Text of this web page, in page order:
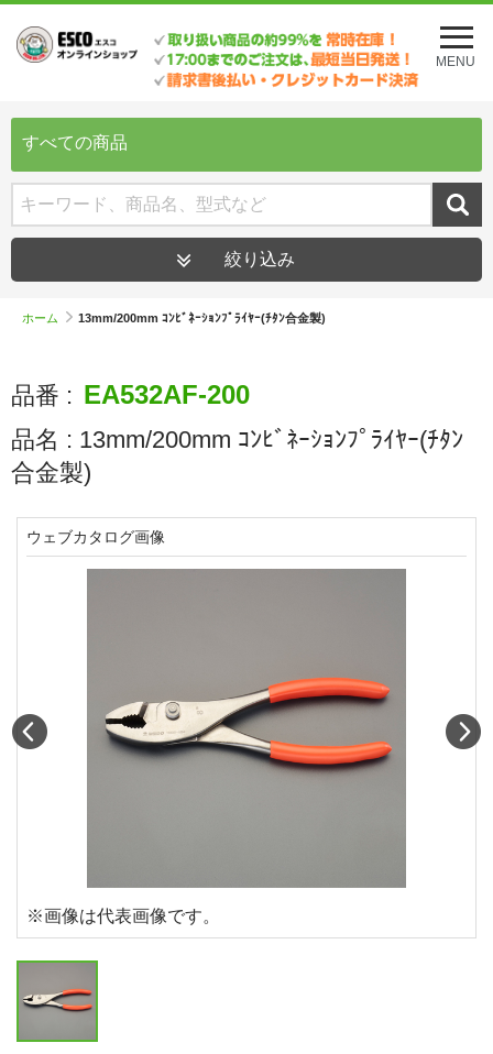
メ
ニ
ュ
を
MENU
すべての商品
絞り込み
ホーム 13mm/200mm ｺﾝﾋﾞﾈｰｼｮﾝﾌﾟﾗｲﾔｰ(ﾁﾀﾝ合金製)
品番 : EA532AF-200
品名 : 13mm/200mm ｺﾝﾋﾞﾈｰｼｮﾝﾌﾟﾗｲﾔｰ(ﾁﾀﾝ
合金製)
ウェブカタログ画像
※画像は代表画像です。